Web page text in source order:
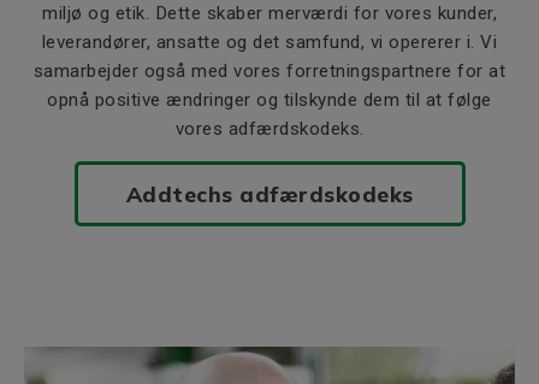
miljø og etik. Dette skaber merværdi for vores kunder,
leverandører, ansatte og det samfund, vi opererer i. Vi
samarbejder også med vores forretningspartnere for at
opnå positive ændringer og tilskynde dem til at følge
vores adfærdskodeks.
Addtechs adfærdskodeks